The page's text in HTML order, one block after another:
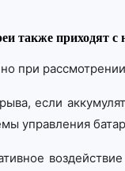
также приходят
при
если
управления